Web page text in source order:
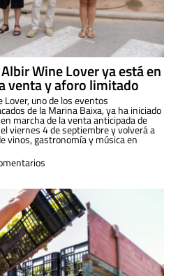
Wine Lover ya está en
venta y aforo limitado
Lover, uno de los eventos
de la Marina Baixa, ya ha iniciado
marcha de la venta anticipada de
viernes 4 de septiembre y volverá a
vinos, gastronomía y música en